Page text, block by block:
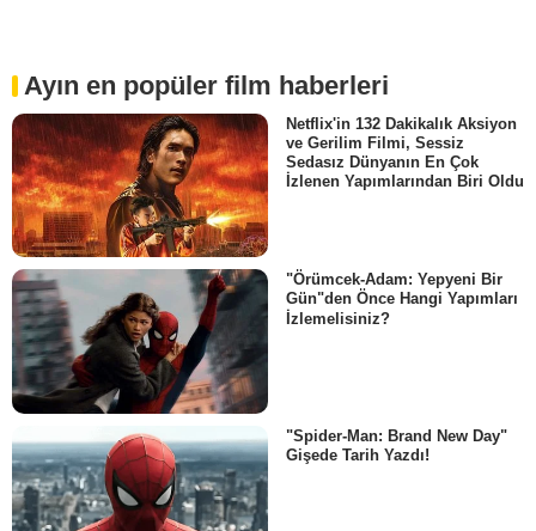
Ayın en popüler film haberleri
Netflix'in 132 Dakikalık Aksiyon
ve Gerilim Filmi, Sessiz
Sedasız Dünyanın En Çok
İzlenen Yapımlarından Biri Oldu
"Örümcek-Adam: Yepyeni Bir
Gün"den Önce Hangi Yapımları
İzlemelisiniz?
"Spider-Man: Brand New Day"
Gişede Tarih Yazdı!